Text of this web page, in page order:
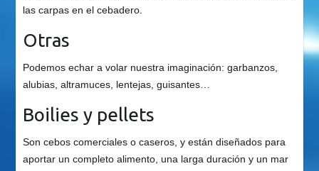
las carpas en el cebadero.
Otras
Podemos echar a volar nuestra imaginación: garbanzos,
alubias, altramuces, lentejas, guisantes…
Boilies y pellets
Son cebos comerciales o caseros, y están diseñados para
aportar un completo alimento, una larga duración y un mar